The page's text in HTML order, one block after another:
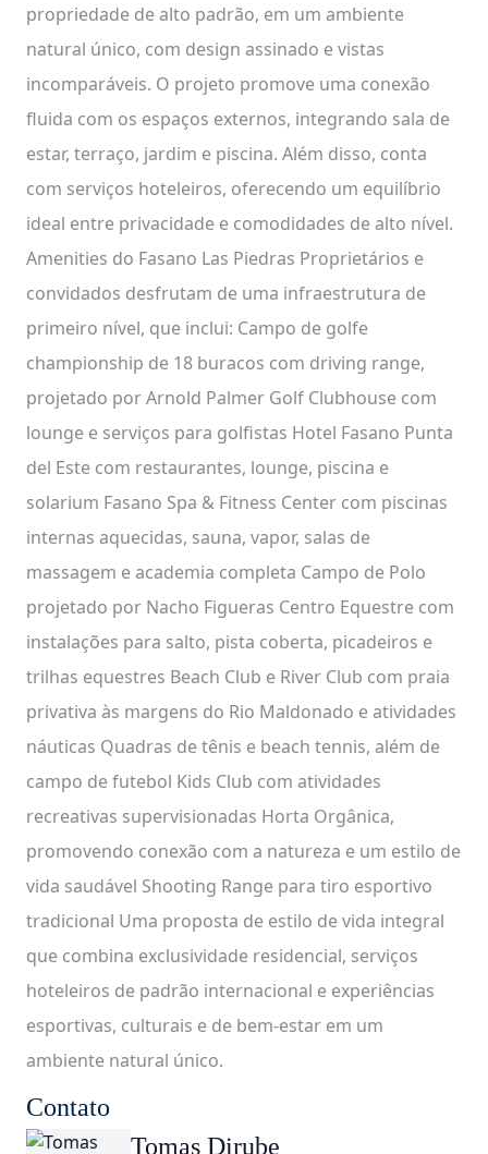
propriedade de alto padrão, em um ambiente
natural único, com design assinado e vistas
incomparáveis. O projeto promove uma conexão
fluida com os espaços externos, integrando sala de
estar, terraço, jardim e piscina. Além disso, conta
com serviços hoteleiros, oferecendo um equilíbrio
ideal entre privacidade e comodidades de alto nível.
Amenities do Fasano Las Piedras Proprietários e
convidados desfrutam de uma infraestrutura de
primeiro nível, que inclui: Campo de golfe
championship de 18 buracos com driving range,
projetado por Arnold Palmer Golf Clubhouse com
lounge e serviços para golfistas Hotel Fasano Punta
del Este com restaurantes, lounge, piscina e
solarium Fasano Spa & Fitness Center com piscinas
internas aquecidas, sauna, vapor, salas de
massagem e academia completa Campo de Polo
projetado por Nacho Figueras Centro Equestre com
instalações para salto, pista coberta, picadeiros e
trilhas equestres Beach Club e River Club com praia
privativa às margens do Rio Maldonado e atividades
náuticas Quadras de tênis e beach tennis, além de
campo de futebol Kids Club com atividades
recreativas supervisionadas Horta Orgânica,
promovendo conexão com a natureza e um estilo de
vida saudável Shooting Range para tiro esportivo
tradicional Uma proposta de estilo de vida integral
que combina exclusividade residencial, serviços
hoteleiros de padrão internacional e experiências
esportivas, culturais e de bem-estar em um
ambiente natural único.
Contato
Tomas Dirube